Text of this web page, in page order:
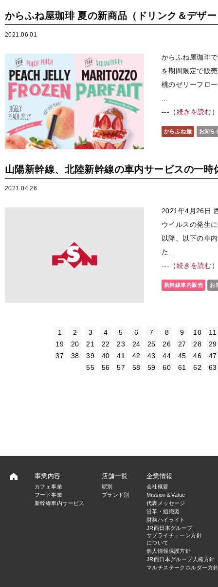
からふね屋珈琲 夏の新商品（ドリンク＆デザ
2021.06.01
からふね屋珈琲
を期間限定で販
桃のゼリーフロ
---（続きを読む
からふね屋 お知ら
山陽新幹線、北陸新幹線の車内サービスの一時
2021.04.26
2021年4月26日
ウイルスの発生
以降、以下の車
た...
---（続きを読む
新幹線車内販売 お
1 2 3 4 5 6 7 8 9 10
11
19
20 21 22 23 24 25 26 27 28
29
37
38 39 40 41 42 43 44 45 46
47
55
56 57 58 59 60 61 62 63
事業内容
カフェ事業
フード事業
新幹線車内サービス
店舗一覧
駅別
ブランド別
企業情報
会社概要
Mission＆Value
代表メッセージ
沿革・組織図
財務ハイライト
JR西日本グループ
サプライチェーン方針
について
個人情報保護方針
JR西日本グループ人権方針
マルチステークホルダー方